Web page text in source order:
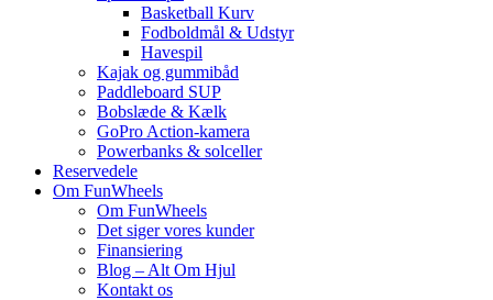
Basketball Kurv
Fodboldmål & Udstyr
Havespil
Kajak og gummibåd
Paddleboard SUP
Bobslæde & Kælk
GoPro Action-kamera
Powerbanks & solceller
Reservedele
Om FunWheels
Om FunWheels
Det siger vores kunder
Finansiering
Blog – Alt Om Hjul
Kontakt os